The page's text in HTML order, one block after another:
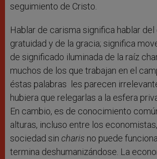
seguimiento de Cristo.
Hablar de carisma significa hablar del
gratuidad y de la gracia; significa
de significado iluminada de la raíz
muchos de los que trabajan en el
éstas palabras les parecen
hubiera que relegarlas a la esfera
En cambio, es de conocimiento
alturas, incluso entre los
sociedad sin charis no puede
termina deshumanizándose. La